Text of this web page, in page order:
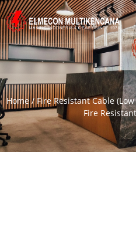
Home/Fire Resistant Cable (Low
Fire